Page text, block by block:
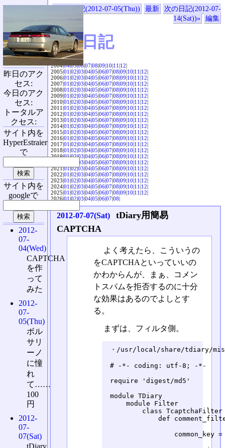
«前の日記(2012-07-05(Thu)) 最新
次の日記(2012-07-
14(Sat))»
編集
SVX日記
2004|04|05|06|07|08|09|10|11|12|
2005|01|02|03|04|05|06|07|08|09|10|11|12|
2006|01|02|03|04|05|06|07|08|09|10|11|12|
2007|01|02|03|04|05|06|07|08|09|10|11|12|
2008|01|02|03|04|05|06|07|08|09|10|11|12|
2009|01|02|03|04|05|06|07|08|09|10|11|12|
2010|01|02|03|04|05|06|07|08|09|10|11|12|
2011|01|02|03|04|05|06|07|08|09|10|11|12|
2012|01|02|03|04|05|06|07|08|09|10|11|12|
2013|01|02|03|04|05|06|07|08|09|10|11|12|
2014|01|02|03|04|05|06|07|08|09|10|11|12|
2015|01|02|03|04|05|06|07|08|09|10|11|12|
2016|01|02|03|04|05|06|07|08|09|10|11|12|
2017|01|02|03|04|05|06|07|08|09|10|11|12|
2018|01|02|03|04|05|06|07|08|09|10|11|12|
2019|01|02|03|04|05|06|07|08|09|10|11|12|
03|04|05|06|07|08|09|10|11|12|
2021|01|02|03|04|05|06|07|08|09|10|11|12|
2022|01|02|03|04|05|06|07|08|09|10|11|12|
2023|01|02|03|04|05|06|07|08|09|10|11|12|
2024|01|02|03|04|05|06|07|08|09|10|11|12|
2025|01|02|03|04|05|06|07|08|09|10|11|12|
2026|01|02|03|04|05|06|07|08|
2012-07-07(Sat)
tDiary用簡易
CAPTCHA
よく考えたら、こういうの
をCAPTCHAといっていいの
かわからんが、まぁ、コメン
トスパムを拒否するのに十分
な効果はあるのでよしとす
る。
まずは、フィルタ側。
・/usr/local/share/tdiary/
# -*- coding: utf-8; -*-
require 'digest/md5'
module TDiary
     module Filter
class TcaptchaFilter
def
common_key =
昨日のアク
セス:
今日のアク
セス:
トータルア
クセス:
サイト内を
HyperEstraier
で
サイト内を
googleで
2012-
07-
04(Wed)
CAPTCHA
を作
って
みた
2012-
07-
05(Thu)
ボル
サリ
ーノ
に憧
れ
て……
100
円
2012-
07-
07(Sat)
tDiary